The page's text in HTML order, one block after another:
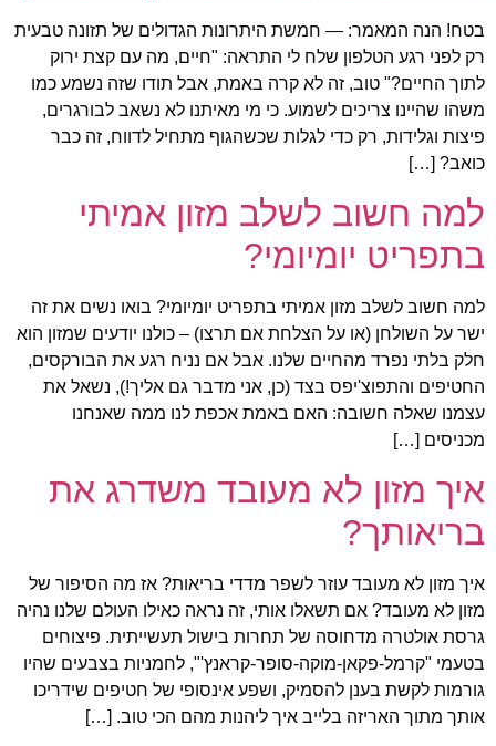
בטח! הנה המאמר: — חמשת היתרונות הגדולים של תזונה טבעית
רק לפני רגע הטלפון שלח לי התראה: "חיים, מה עם קצת ירוק
לתוך החיים?" טוב, זה לא קרה באמת, אבל תודו שזה נשמע כמו
משהו שהיינו צריכים לשמוע. כי מי מאיתנו לא נשאב לבורגרים,
פיצות וגלידות, רק כדי לגלות שכשהגוף מתחיל לדווח, זה כבר
כואב? […]
למה חשוב לשלב מזון אמיתי
בתפריט יומיומי?
למה חשוב לשלב מזון אמיתי בתפריט יומיומי? בואו נשים את זה
ישר על השולחן (או על הצלחת אם תרצו) – כולנו יודעים שמזון הוא
חלק בלתי נפרד מהחיים שלנו. אבל אם נניח רגע את הבורקסים,
החטיפים והתפוצ'יפס בצד (כן, אני מדבר גם אליך!), נשאל את
עצמנו שאלה חשובה: האם באמת אכפת לנו ממה שאנחנו
מכניסים […]
איך מזון לא מעובד משדרג את
בריאותך?
איך מזון לא מעובד עוזר לשפר מדדי בריאות? אז מה הסיפור של
מזון לא מעובד? אם תשאלו אותי, זה נראה כאילו העולם שלנו נהיה
גרסת אולטרה מדחוסה של תחרות בישול תעשייתית. פיצוחים
בטעמי "קרמל-פקאן-מוקה-סופר-קראנץ'", לחמניות בצבעים שהיו
גורמות לקשת בענן להסמיק, ושפע אינסופי של חטיפים שידריכו
אותך מתוך האריזה בלייב איך ליהנות מהם הכי טוב. […]